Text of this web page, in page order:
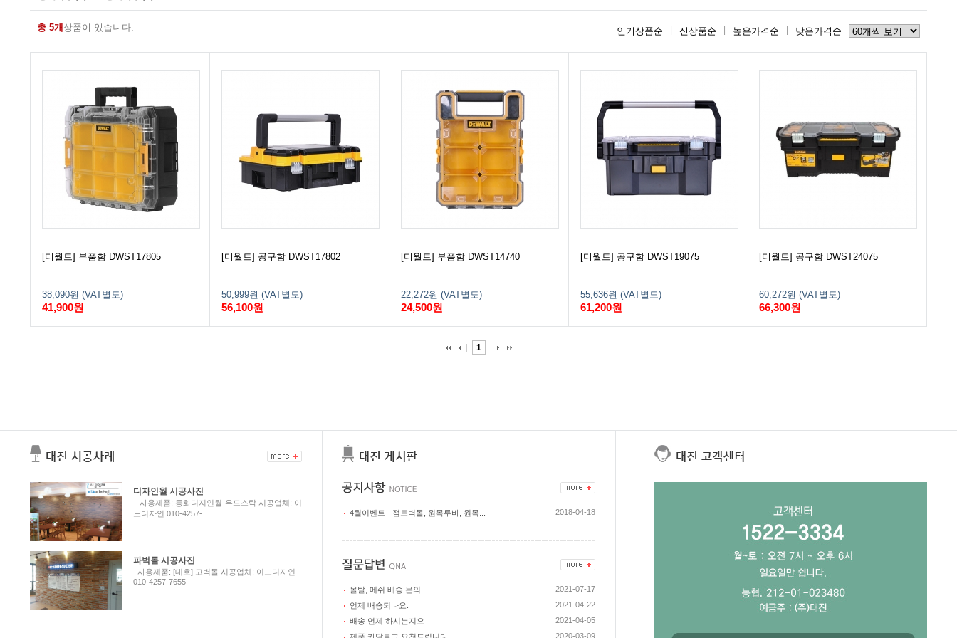
총 5개 상품이 있습니다. 인기상품순 신상품순 높은가격순 낮은가격순
[디월트] 부품함 DWST17805
38,090원 (VAT별도)
41,900원
[디월트] 공구함 DWST17802
50,999원 (VAT별도)
56,100원
[디월트] 부품함 DWST14740
22,272원 (VAT별도)
24,500원
[디월트] 공구함 DWST19075
55,636원 (VAT별도)
61,200원
[디월트] 공구함 DWST24075
60,272원 (VAT별도)
66,300원
1
디자인월 시공사진
사용제품: 동화디지인월-우드스탁 시공업체: 이
노디자인 010-4257-...
파벽돌 시공사진
사용제품: [대호] 고벽돌 시공업체: 이노디자인
010-4257-7655
4월이벤트 - 점토벽돌, 원목루바, 원목... 2018-04-18
몰탈, 메쉬 배송 문의
2021-07-17
언제 배송되나요.
2021-04-22
배송 언제 하시는지요
2021-04-05
2020-03-09